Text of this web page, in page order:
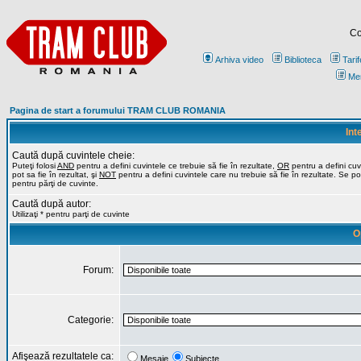
Arhiva video Biblioteca
Pagina de start a forumului TRAM CLUB ROMANIA
Caută după cuvintele cheie:
Puteţi folosiAND pentru a defini cuvintele ce trebuie să fie în rezultate, OR pentru a defini
pot sa fie în rezultat, şi NOT pentru a defini cuvintele care nu trebuie să fie în rezultate. Se
pentru părţi de cuvinte.
Caută după autor:
Utilizaţi * pentru parţi de cuvinte
Forum:
Categorie:
Afişează rezultatele ca: Mesaje Subiecte